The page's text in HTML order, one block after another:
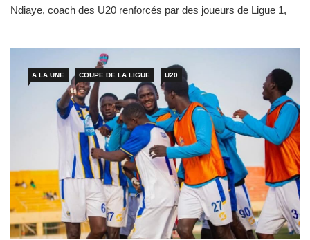
Ndiaye, coach des U20 renforcés par des joueurs de Ligue 1,
comment expliquez-vous cette élimination contre […]
A LA UNE COUPE DE LA LIGUE U20